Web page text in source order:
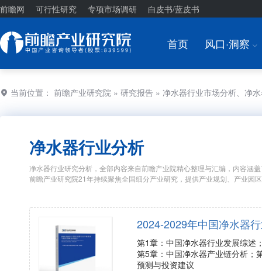
前瞻网 可行性研究 专项市场调研 白皮书/蓝皮书
首页 风口·洞察 I
当前位置： 前瞻产业研究院 » 研究报告 » 净水器行业市场分析、净
净水器行业分析
净水器行业研究分析，全部内容来自前瞻产业院精心整理与汇编，内容涵
前瞻产业研究院21年持续聚焦全国细分产业研究，提供产业规划、产业园
2024-2029年中国净水器
第1章：中国净水器行业发展综述
第5章：中国净水器产业链分析；
预测与投资建议